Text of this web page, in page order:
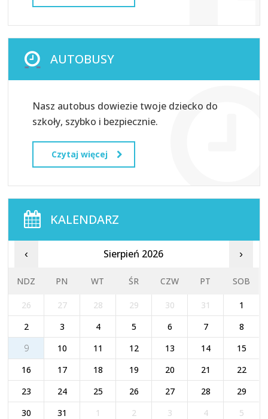
AUTOBUSY
Nasz autobus dowiezie twoje dziecko do
szkoły, szybko i bezpiecznie.
Czytaj więcej
KALENDARZ
‹ Sierpień 2026 ›
NDZ PN WT ŚR CZW PT SOB
26 27 28 29 30 31
1
2
3 4 5 6 7
8
9
10 11 12 13 14
15
16
17 18 19 20 21
22
23
24 25 26 27 28
29
30
31 1 2 3 4 5